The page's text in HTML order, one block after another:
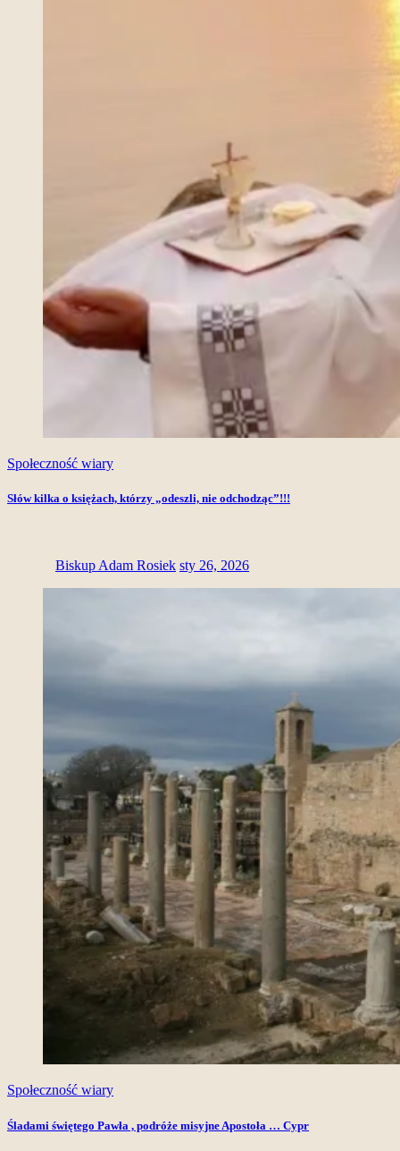
Społeczność wiary
Słów kilka o księżach, którzy „odeszli, nie odchodząc”!!!
Biskup Adam Rosiek sty 26, 2026
Społeczność wiary
Śladami świętego Pawła , podróże misyjne Apostoła … Cypr